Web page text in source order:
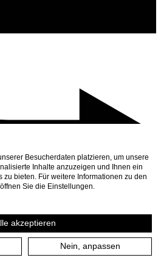
Besucherdaten platzieren, um unsere
Inhalte anzuzeigen und Ihnen ein
bieten. Für weitere Informationen zu den
Sie die Einstellungen.
akzeptieren
Nein, anpassen